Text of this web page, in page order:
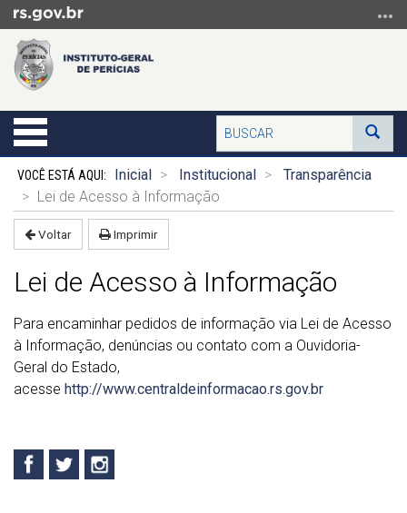
para
conteúdo
para
menu
para
busca
Alterna
a
navegação
Buscar
Início
conteúdo
Inicial Institucional
Transparência
Lei de Acesso à Informação
Voltar Imprimir
Lei de Acesso à Informação
Para encaminhar pedidos de informação via Lei de Acesso
à Informação, denúncias ou contato com a Ouvidoria-
Geral do Estado,
acesse http://www.centraldeinformacao.rs.gov.br